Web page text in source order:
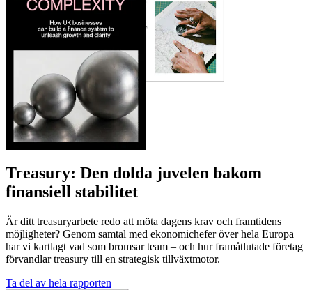
Treasury: Den dolda juvelen bakom
finansiell stabilitet
Är ditt treasuryarbete redo att möta dagens krav och framtidens
möjligheter? Genom samtal med ekonomichefer över hela Europa
har vi kartlagt vad som bromsar team – och hur framåtlutade företag
förvandlar treasury till en strategisk tillväxtmotor.
Ta del av hela rapporten